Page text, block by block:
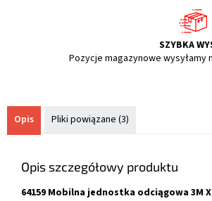
SZYBKA
Pozycje magazynowe wysyłamy
Opis Pliki powiązane (3)
Opis szczegółowy produktu
64159 Mobilna jednostka odciągowa